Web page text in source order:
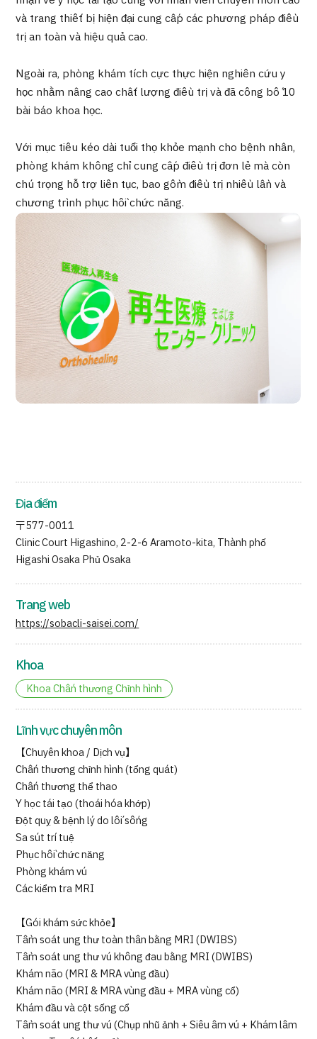
Chính sách bảo vệ dữ liệu cá nhân
Quản trị JTB
Tiếng Việt
và trang thiết bị hiện đại cung cấp các phương pháp điều
trị an toàn và hiệu quả cao.
Ngoài ra, phòng khám tích cực thực hiện nghiên cứu y
học nhằm nâng cao chất lượng điều trị và đã công bố 10
bài báo khoa học.
Với mục tiêu kéo dài tuổi thọ khỏe mạnh cho bệnh nhân,
phòng khám không chỉ cung cấp điều trị đơn lẻ mà còn
chú trọng hỗ trợ liên tục, bao gồm điều trị nhiều lần và
chương trình phục hồi chức năng.
Địa điểm
〒577-0011
Clinic Court Higashino, 2-2-6 Aramoto-kita, Thành phố
Higashi Osaka Phủ Osaka
Trang web
https://sobacli-saisei.com/
Khoa
Khoa Chấn thương Chỉnh hình
Lĩnh vực chuyên môn
【Chuyên khoa / Dịch vụ】
Chấn thương chỉnh hình (tổng quát)
Chấn thương thể thao
Y học tái tạo (thoái hóa khớp)
Đột quỵ & bệnh lý do lối sống
Sa sút trí tuệ
Phục hồi chức năng
Phòng khám vú
Các kiểm tra MRI
【Gói khám sức khỏe】
Tầm soát ung thư toàn thân bằng MRI (DWIBS)
Tầm soát ung thư vú không đau bằng MRI (DWIBS)
Khám não (MRI & MRA vùng đầu)
Khám não (MRI & MRA vùng đầu + MRA vùng cổ)
Khám đầu và cột sống cổ
Tầm soát ung thư vú (Chụp nhũ ảnh + Siêu âm vú + Khám lâm